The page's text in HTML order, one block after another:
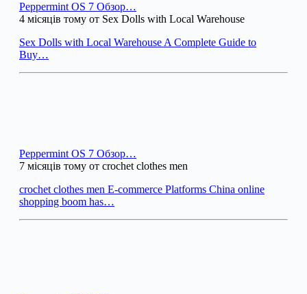
Peppermint OS 7 Обзор…
4 місяців тому от Sex Dolls with Local Warehouse
Sex Dolls with Local Warehouse A Complete Guide to
Buy…
Peppermint OS 7 Обзор…
7 місяців тому от crochet clothes men
crochet clothes men E-commerce Platforms China online
shopping boom has…